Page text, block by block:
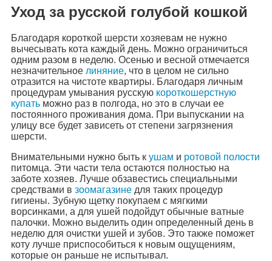
Уход за русской голубой кошкой
Благодаря короткой шерсти хозяевам не нужно
вычесывать кота каждый день. Можно ограничиться
одним разом в неделю. Осенью и весной отмечается
незначительное линяние, что в целом не сильно
отразится на чистоте квартиры. Благодаря личным
процедурам умывания русскую короткошерстную
купать можно раз в полгода, но это в случаи ее
постоянного проживания дома. При выпускании на
улицу все будет зависеть от степени загрязнения
шерсти.
Внимательными нужно быть к ушам и ротовой полости
питомца. Эти части тела остаются полностью на
заботе хозяев. Лучше обзавестись специальными
средствами в зоомагазине для таких процедур
гигиены. Зубную щетку покупаем с мягкими
ворсинками, а для ушей подойдут обычные ватные
палочки. Можно выделить один определенный день в
неделю для очистки ушей и зубов. Это также поможет
коту лучше приспособиться к новым ощущениям,
которые он раньше не испытывал.